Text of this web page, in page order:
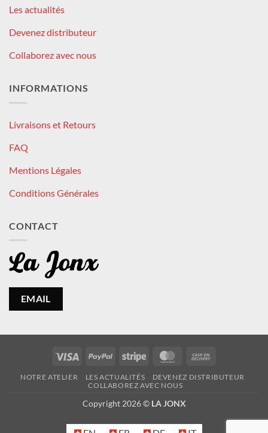
Les actualités
Devenez distributeur
Collaborez avec nous
INFORMATIONS
Livraisons et Retours
FAQ
Mentions Légales
Conditions Générales
CONTACT
EMAIL
Visa PayPal Stripe MasterCard
Delivery
NOTRE ATELIER LES ACTUALITÉS
DEVENEZ DISTRIBUTEUR
COLLABOREZ AVEC NOUS
Copyright 2026 © LA JONX